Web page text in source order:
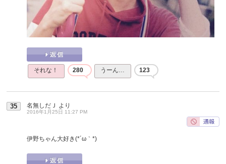
それな！ 280 うーん… 123
35 名無しだＪ より
2016年1月25日 11:27 PM
伊野ちゃん大好き(*´ω｀*)